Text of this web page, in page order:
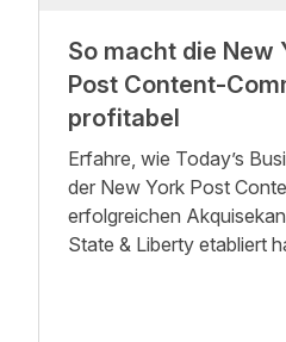
So macht die New
Post Content-
profitabel
Erfahre, wie Today’s
der New York Post
erfolgreichen
State & Liberty etabliert